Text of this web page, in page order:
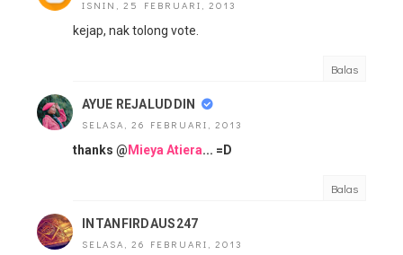
ISNIN, 25 FEBRUARI, 2013
kejap, nak tolong vote.
Balas
AYUE REJALUDDIN
SELASA, 26 FEBRUARI, 2013
thanks @ Mieya Atiera... =D
Balas
INTANFIRDAUS247
SELASA, 26 FEBRUARI, 2013